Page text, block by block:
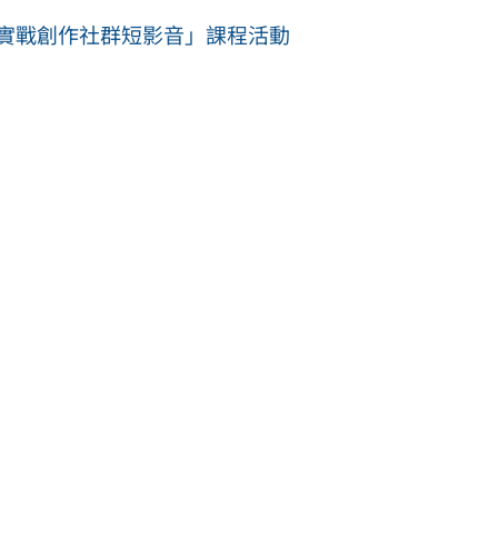
戰創作社群短影音」課程活動